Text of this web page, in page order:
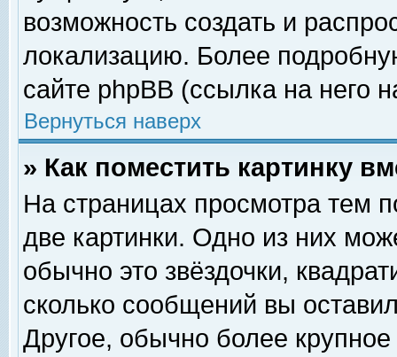
возможность создать и
локализацию. Более
сайте phpBB (ссылка на него
Вернуться наверх
» Как поместить картинку
На страницах просмотра тем
две картинки. Одно из них
обычно это звёздочки,
сколько сообщений вы
Другое, обычно более